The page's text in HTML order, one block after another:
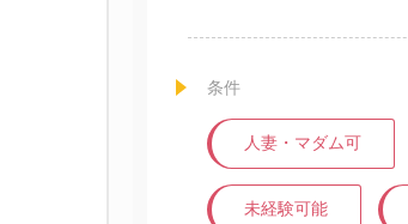
条件
人妻・マダム可
未経験可能